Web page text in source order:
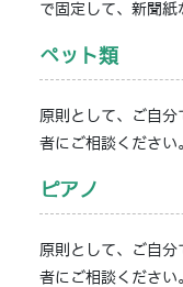
で固定して、新聞紙
ペット類
原則として、ご自
者にご相談ください
ピアノ
原則として、ご自
者にご相談ください